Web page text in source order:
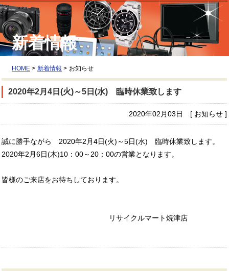
新着情報
HOME > 新着情報 > お知らせ
2020年2月4日(火)～5日(水) 臨時休業致します
2020年02月03日 [ お知らせ ]
誠に勝手ながら 2020年2月4日(火)～5日(水) 臨時休業致します。
2020年2月6日(木)10：00～20：00の営業となります。
皆様のご来店をお待ちしております。
リサイクルマート焼津店